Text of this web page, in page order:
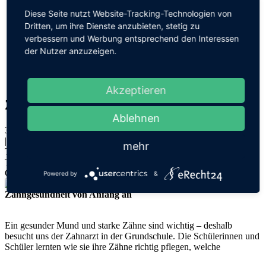
Beratung
Pausen
Unterrichtszeiten
Infocenter
Ferienkalender
Kontakt
Zahnarztbesuch an allen Standorten
30.06.2026
|
Todtnau
Todtnauberg
Geschwend
Zahngesundheit von Anfang an
Ein gesunder Mund und starke Zähne sind wichtig – deshalb
besucht uns der Zahnarzt in der Grundschule. Die Schülerinnen und
Schüler lernten wie sie ihre Zähne richtig pflegen, welche
Diese Seite nutzt Website-Tracking-Technologien von
Dritten, um ihre Dienste anzubieten, stetig zu
verbessern und Werbung entsprechend den Interessen
der Nutzer anzuzeigen.
Akzeptieren
Ablehnen
mehr
Powered by &